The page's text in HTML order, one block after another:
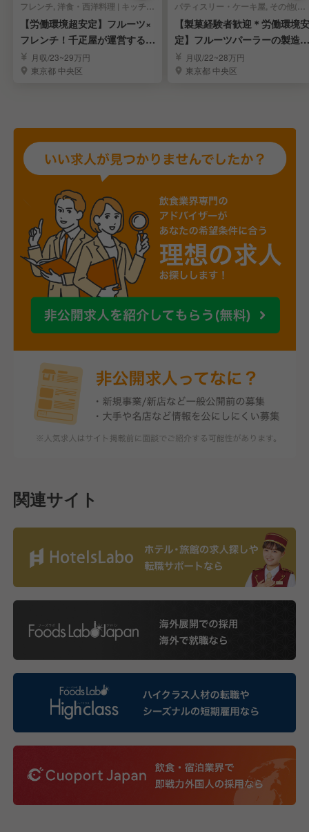
フレンチ, 洋食・西洋料理 | キッチンスタッフ
【労働環境超安定】フルーツ×
フレンチ！千疋屋が運営するレ
ストラン調理人
月収/23~29万円
東京都 中央区
パティスリー・ケーキ屋, その他(料理ジャンル) | キッチンスタッフ
【製菓経験者歓迎＊労働環境安
定】フルーツパーラーの製造・
調理スタッフ募集
月収/22~28万円
東京都 中央区
関連サイト